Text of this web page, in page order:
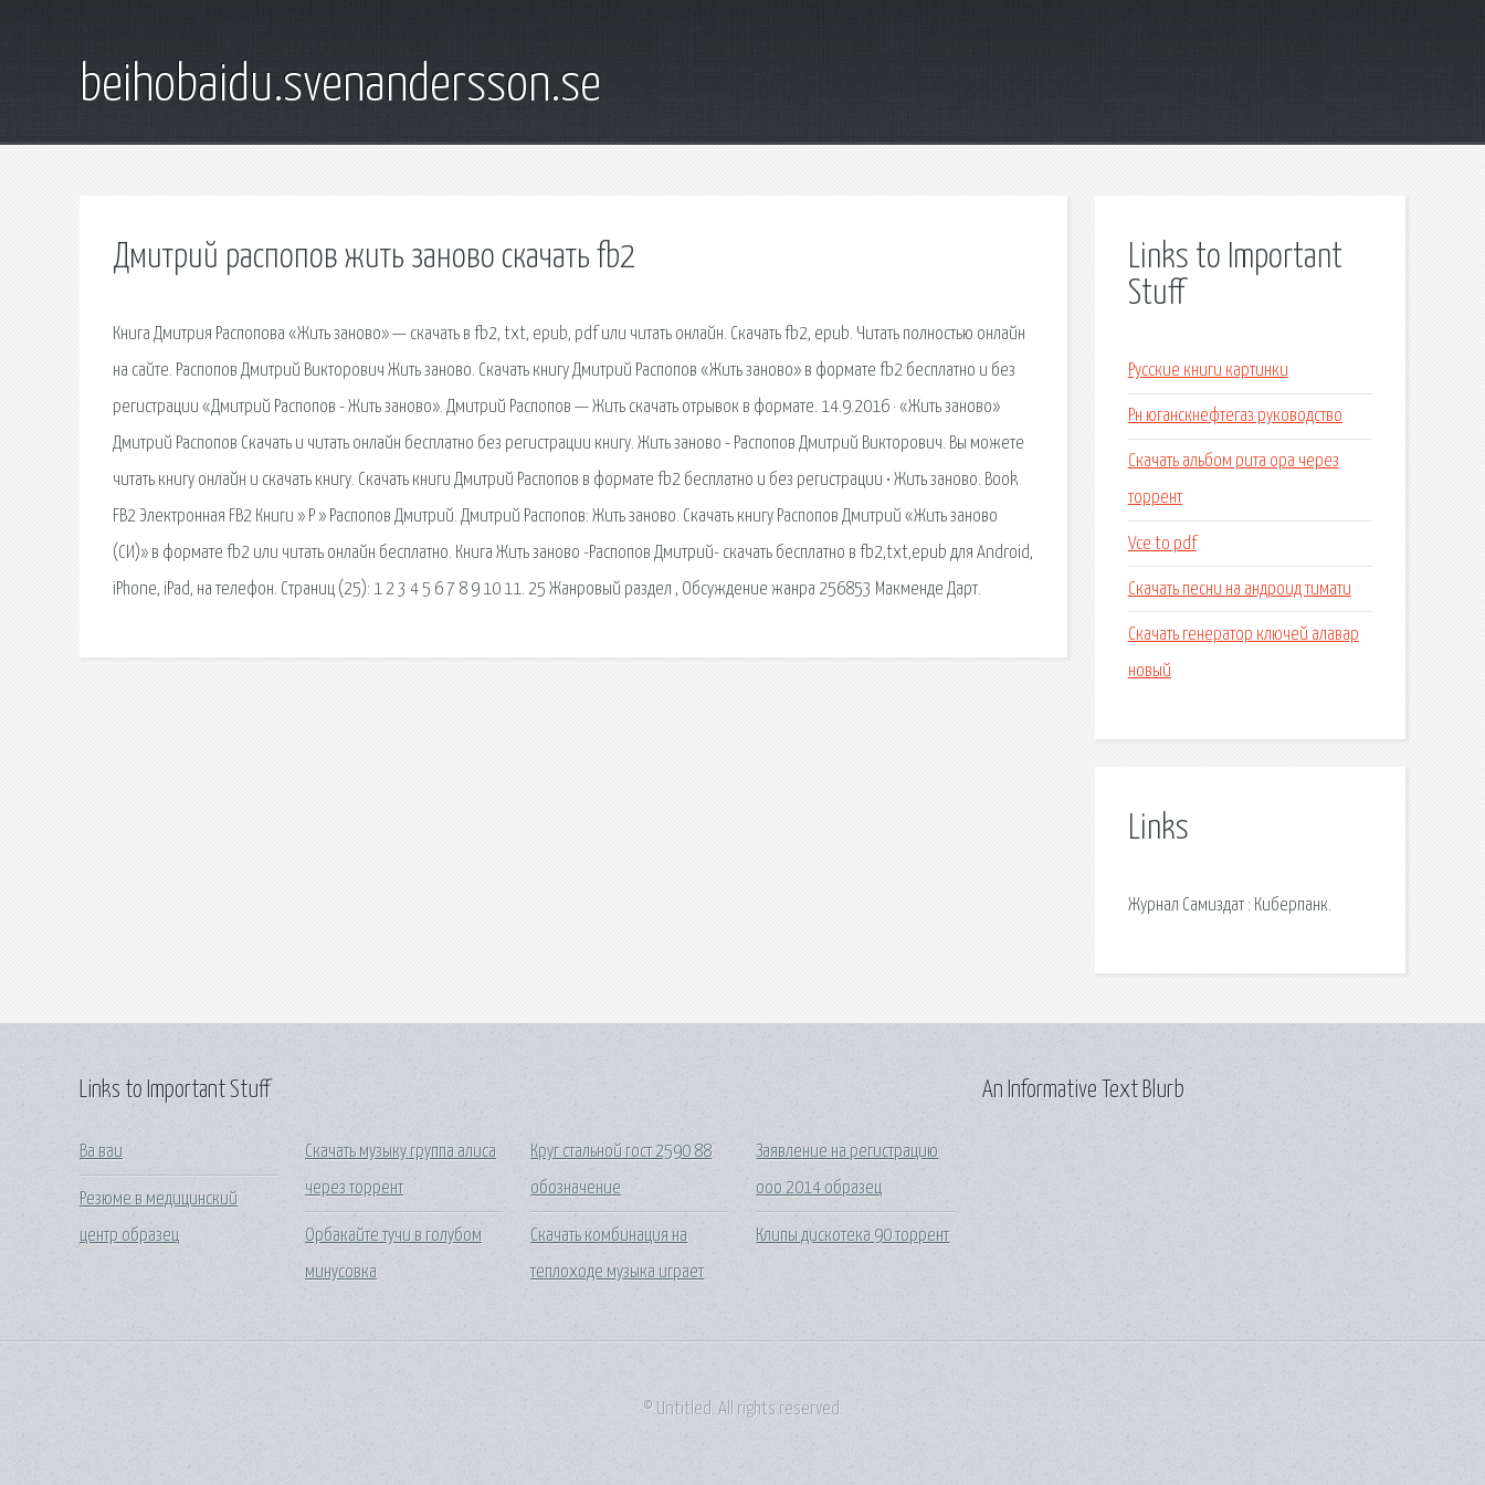
beihobaidu.svenandersson.se
Дмитрий распопов жить заново скачать fb2
Книга Дмитрия Распопова «Жить заново» — скачать в fb2, txt, epub, pdf или читать онлайн. Скачать fb2, epub. Читать полностью онлайн
на сайте. Распопов Дмитрий Викторович Жить заново. Скачать книгу Дмитрий Распопов «Жить заново» в формате fb2 бесплатно и без
регистрации «Дмитрий Распопов - Жить заново». Дмитрий Распопов — Жить скачать отрывок в формате. 14.9.2016 · «Жить заново»
Дмитрий Распопов Скачать и читать онлайн бесплатно без регистрации книгу. Жить заново - Распопов Дмитрий Викторович. Вы можете
читать книгу онлайн и скачать книгу. Скачать книги Дмитрий Распопов в формате fb2 бесплатно и без регистрации • Жить заново. Book
FB2 Электронная FB2 Книги » Р » Распопов Дмитрий. Дмитрий Распопов: Жить заново. Скачать книгу Распопов Дмитрий «Жить заново
(СИ)» в формате fb2 или читать онлайн бесплатно. Книга Жить заново -Распопов Дмитрий- скачать бесплатно в fb2,txt,epub для Android,
iPhone, iPad, на телефон. Страниц (25): 1 2 3 4 5 6 7 8 9 10 11. 25 Жанровый раздел , Обсуждение жанра 256853 Макменде Дарт.
Links to Important
Stuff
Русские книги картинки
Рн юганскнефтегаз руководство
Скачать альбом рита ора через
торрент
Vce to pdf
Скачать песни на андроид тимати
Скачать генератор ключей алавар
новый
Links
Журнал Самиздат : Киберпанк.
Links to Important Stuff
Ва ваи
Резюме в медицинский
центр образец
Скачать музыку группа алиса
через торрент
Орбакайте тучи в голубом
минусовка
Круг стальной гост 2590 88
обозначение
Скачать комбинация на
теплоходе музыка играет
Заявление на регистрацию
ооо 2014 образец
Клипы дискотека 90 торрент
An Informative Text Blurb
© Untitled. All rights reserved.